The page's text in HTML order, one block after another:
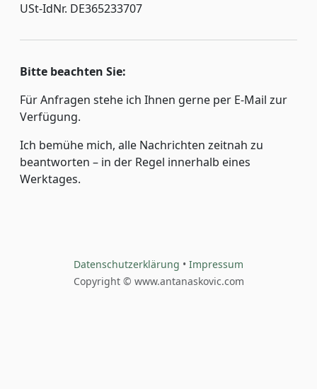
USt-IdNr. DE365233707
Bitte beachten Sie:
Für Anfragen stehe ich Ihnen gerne per E-Mail zur
Verfügung.
Ich bemühe mich, alle Nachrichten zeitnah zu
beantworten – in der Regel innerhalb eines
Werktages.
Datenschutzerklärung • Impressum
Copyright © www.antanaskovic.com